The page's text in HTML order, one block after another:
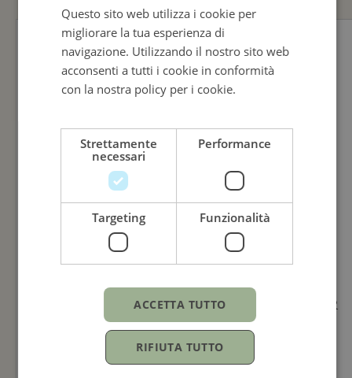
TUDOR
ITALIAN
Questo sito web utilizza i cookie per
migliorare la tua esperienza di
navigazione. Utilizzando il nostro sito web
acconsenti a tutti i cookie in conformità
con la nostra policy per i cookie.
Strettamente
necessari
Performance
Targeting Funzionalità
ACCETTA TUTTO
RIFIUTA TUTTO